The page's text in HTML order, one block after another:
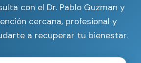
con el Dr. Pablo Guzman y
cercana, profesional y
a recuperar tu bienestar.